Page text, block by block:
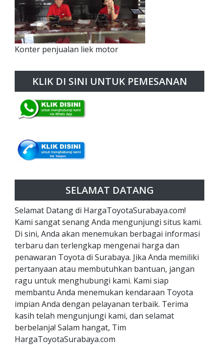
Konter penjualan liek motor
KLIK DI SINI UNTUK PEMESANAN
SELAMAT DATANG
Selamat Datang di HargaToyotaSurabaya.com!
Kami sangat senang Anda mengunjungi situs kami.
Di sini, Anda akan menemukan berbagai informasi
terbaru dan terlengkap mengenai harga dan
penawaran Toyota di Surabaya. Jika Anda memiliki
pertanyaan atau membutuhkan bantuan, jangan
ragu untuk menghubungi kami. Kami siap
membantu Anda menemukan kendaraan Toyota
impian Anda dengan pelayanan terbaik. Terima
kasih telah mengunjungi kami, dan selamat
berbelanja! Salam hangat, Tim
HargaToyotaSurabaya.com